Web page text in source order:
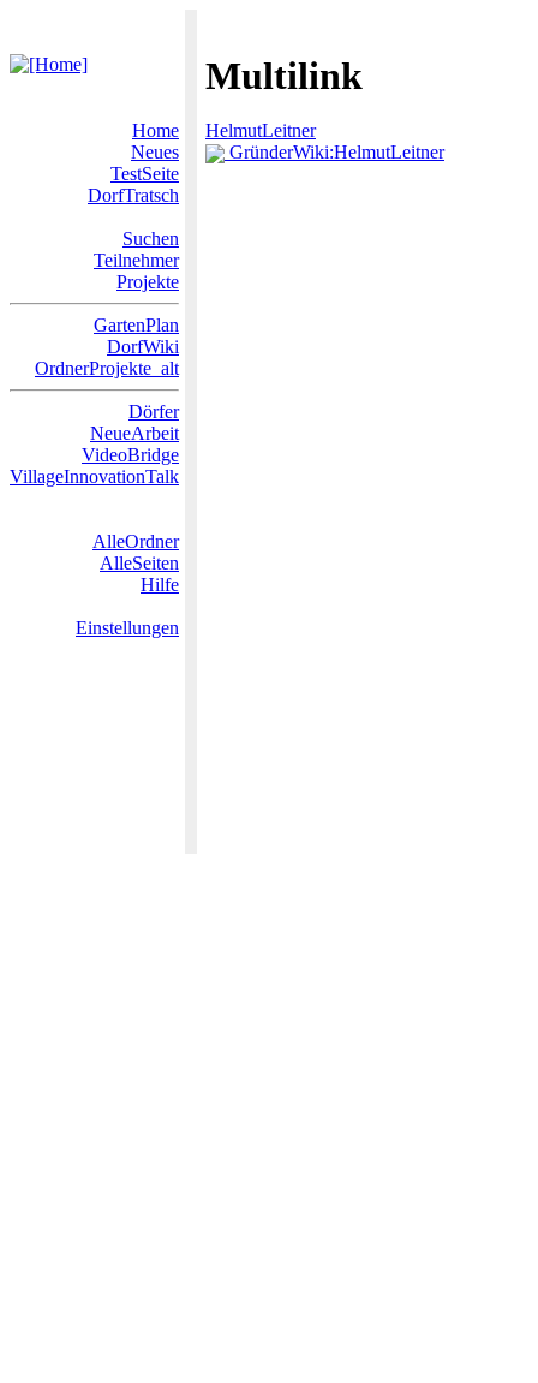
Multilink
Home
Neues
TestSeite
DorfTratsch
Suchen
Teilnehmer
Projekte
GartenPlan
DorfWiki
OrdnerProjekte_alt
Dörfer
NeueArbeit
VideoBridge
VillageInnovationTalk
AlleOrdner
AlleSeiten
Hilfe
Einstellungen
HelmutLeitner
GründerWiki:HelmutLeitner